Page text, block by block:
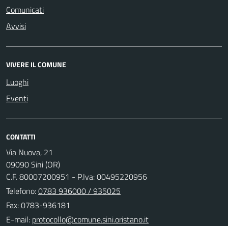
Comunicati
Avvisi
VIVERE IL COMUNE
Luoghi
Eventi
CONTATTI
Via Nuova, 21
09090 Sini (OR)
C.F. 80007200951 - P.Iva: 00495220956
Telefono:0783 936000 / 935025
Fax: 0783-936181
E-mail: